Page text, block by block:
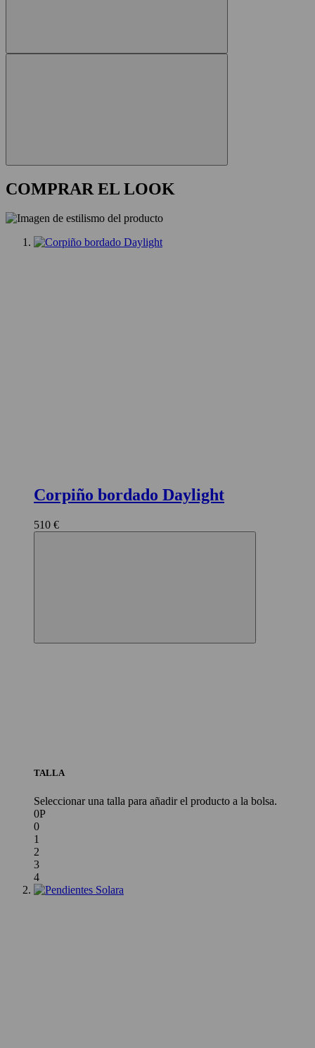
COMPRAR EL LOOK
Corpiño bordado Daylight
510 €
TALLA
Seleccionar una talla para añadir el producto a la bolsa.
0P
0
1
2
3
4